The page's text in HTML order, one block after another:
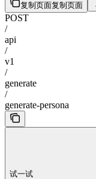
复制页面复制页面
POST
/
api
/
v1
/
generate
/
generate-persona
试一试